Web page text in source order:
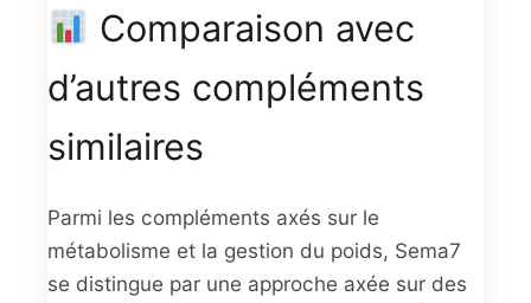
Comparaison avec
d’autres compléments
similaires
Parmi les compléments axés sur le
métabolisme et la gestion du poids, Sema7
se distingue par une approche axée sur des